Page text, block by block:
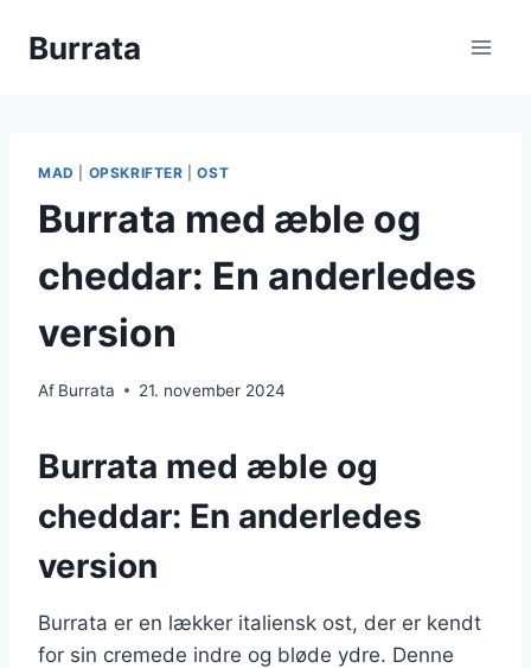
Burrata
MAD OPSKRIFTER |OST
Burrata med æble og
cheddar: En anderledes
version
Af Burrata 21. november 2024
Burrata med æble og
cheddar: En anderledes
version
Burrata er en lækker italiensk ost, der er kendt
for sin cremede indre og bløde ydre. Denne